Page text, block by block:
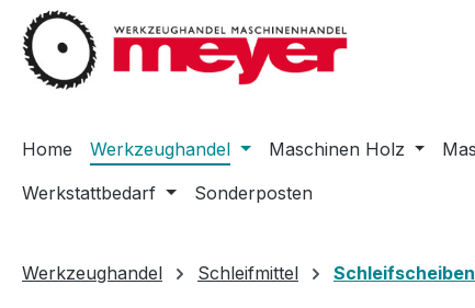
Hauptinhalt springen
Zur Suche springen
Zur Hauptnavigation springen
Home Werkzeughandel Maschinen Holz
Werkstattbedarf
Sonderposten
Werkzeughandel Schleifmittel